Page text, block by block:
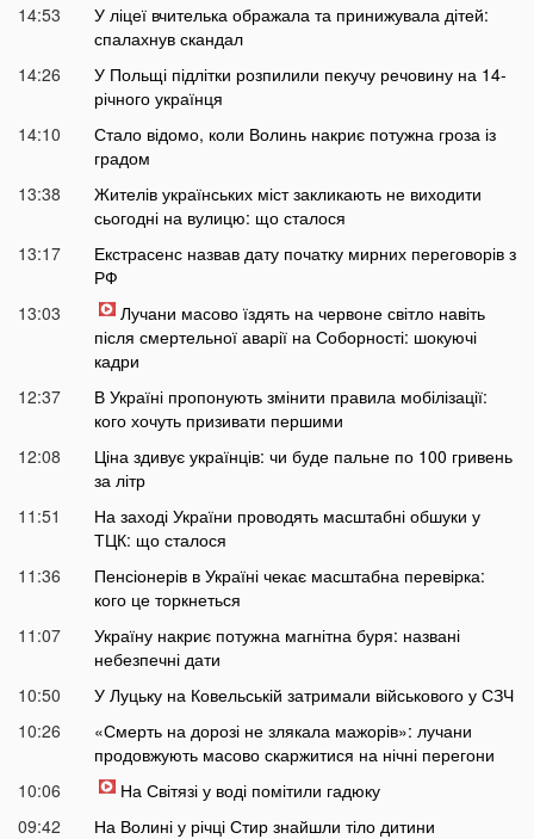
14:53
У ліцеї вчителька ображала та принижувала дітей:
спалахнув скандал
14:26
У Польщі підлітки розпилили пекучу речовину на 14-
річного українця
14:10
Стало відомо, коли Волинь накриє потужна гроза із
градом
13:38
Жителів українських міст закликають не виходити
сьогодні на вулицю: що сталося
13:17
Екстрасенс назвав дату початку мирних переговорів з
РФ
13:03
Лучани масово їздять на червоне світло навіть
після смертельної аварії на Соборності: шокуючі
кадри
12:37
В Україні пропонують змінити правила мобілізації:
кого хочуть призивати першими
12:08
Ціна здивує українців: чи буде пальне по 100 гривень
за літр
11:51
На заході України проводять масштабні обшуки у
ТЦК: що сталося
11:36
Пенсіонерів в Україні чекає масштабна перевірка:
кого це торкнеться
11:07
Україну накриє потужна магнітна буря: названі
небезпечні дати
10:50
У Луцьку на Ковельській затримали військового у СЗЧ
10:26
«Смерть на дорозі не злякала мажорів»: лучани
продовжують масово скаржитися на нічні перегони
10:06
На Світязі у воді помітили гадюку
09:42
На Волині у річці Стир знайшли тіло дитини